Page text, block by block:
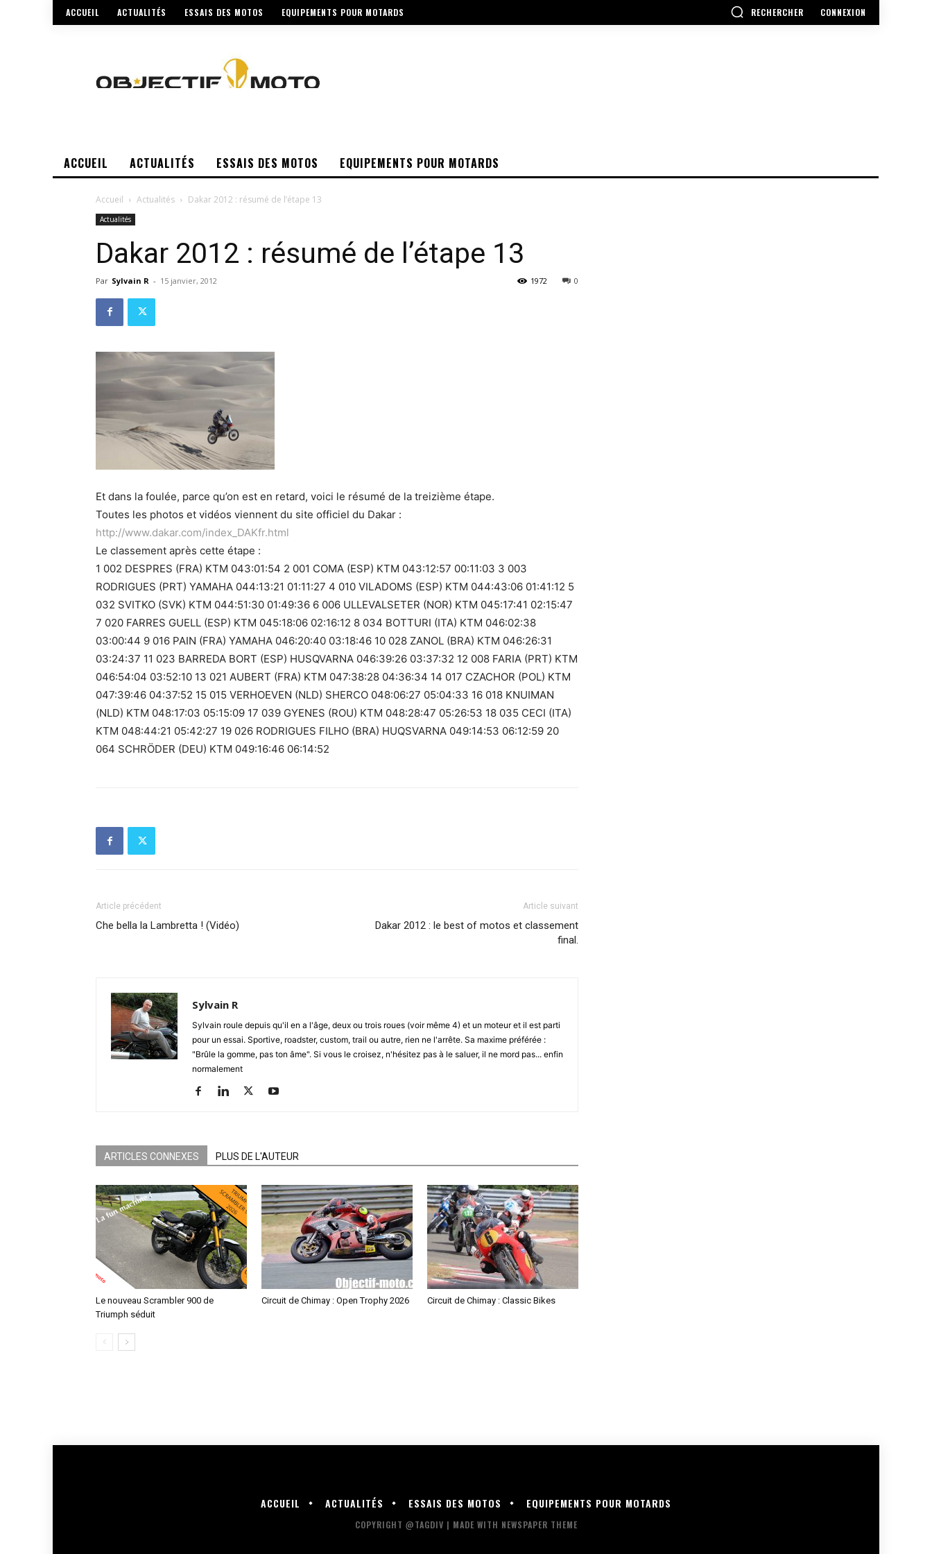
ACCUEIL ACTUALITÉS ESSAIS DES MOTOS EQUIPEMENTS POUR MOTARDS RECHERCHER CONNEXION
ACCUEIL ACTUALITÉS ESSAIS DES MOTOS EQUIPEMENTS POUR MOTARDS
Accueil Actualités Dakar 2012 : résumé de l’étape 13
Actualités
Dakar 2012 : résumé de l’étape 13
Par Sylvain R - 15 janvier, 2012 0
1972
Et dans la foulée, parce qu’on est en retard, voici le résumé de la treizième étape.
Toutes les photos et vidéos viennent du site officiel du Dakar :
http://www.dakar.com/index_DAKfr.html
Le classement après cette étape :
1 002 DESPRES (FRA) KTM 043:01:54 2 001 COMA (ESP) KTM 043:12:57 00:11:03 3 003
RODRIGUES (PRT) YAMAHA 044:13:21 01:11:27 4 010 VILADOMS (ESP) KTM 044:43:06 01:41:12 5
032 SVITKO (SVK) KTM 044:51:30 01:49:36 6 006 ULLEVALSETER (NOR) KTM 045:17:41 02:15:47
7 020 FARRES GUELL (ESP) KTM 045:18:06 02:16:12 8 034 BOTTURI (ITA) KTM 046:02:38
03:00:44 9 016 PAIN (FRA) YAMAHA 046:20:40 03:18:46 10 028 ZANOL (BRA) KTM 046:26:31
03:24:37 11 023 BARREDA BORT (ESP) HUSQVARNA 046:39:26 03:37:32 12 008 FARIA (PRT) KTM
046:54:04 03:52:10 13 021 AUBERT (FRA) KTM 047:38:28 04:36:34 14 017 CZACHOR (POL) KTM
047:39:46 04:37:52 15 015 VERHOEVEN (NLD) SHERCO 048:06:27 05:04:33 16 018 KNUIMAN
(NLD) KTM 048:17:03 05:15:09 17 039 GYENES (ROU) KTM 048:28:47 05:26:53 18 035 CECI (ITA)
KTM 048:44:21 05:42:27 19 026 RODRIGUES FILHO (BRA) HUQSVARNA 049:14:53 06:12:59 20
064 SCHRÖDER (DEU) KTM 049:16:46 06:14:52
Article précédent
Che bella la Lambretta ! (Vidéo)
Article suivant
Dakar 2012 : le best of motos et classement
final.
Sylvain R
Sylvain roule depuis qu'il en a l'âge, deux ou trois roues (voir même 4) et un moteur et il est parti
pour un essai. Sportive, roadster, custom, trail ou autre, rien ne l'arrête. Sa maxime préférée :
"Brûle la gomme, pas ton âme". Si vous le croisez, n'hésitez pas à le saluer, il ne mord pas... enfin
normalement
ARTICLES CONNEXES PLUS DE L'AUTEUR
Le nouveau Scrambler 900 de
Triumph séduit
Circuit de Chimay : Open Trophy 2026 Circuit de Chimay : Classic Bikes
ACCUEIL ACTUALITÉS ESSAIS DES MOTOS EQUIPEMENTS POUR MOTARDS
COPYRIGHT @TAGDIV | MADE WITH NEWSPAPER THEME